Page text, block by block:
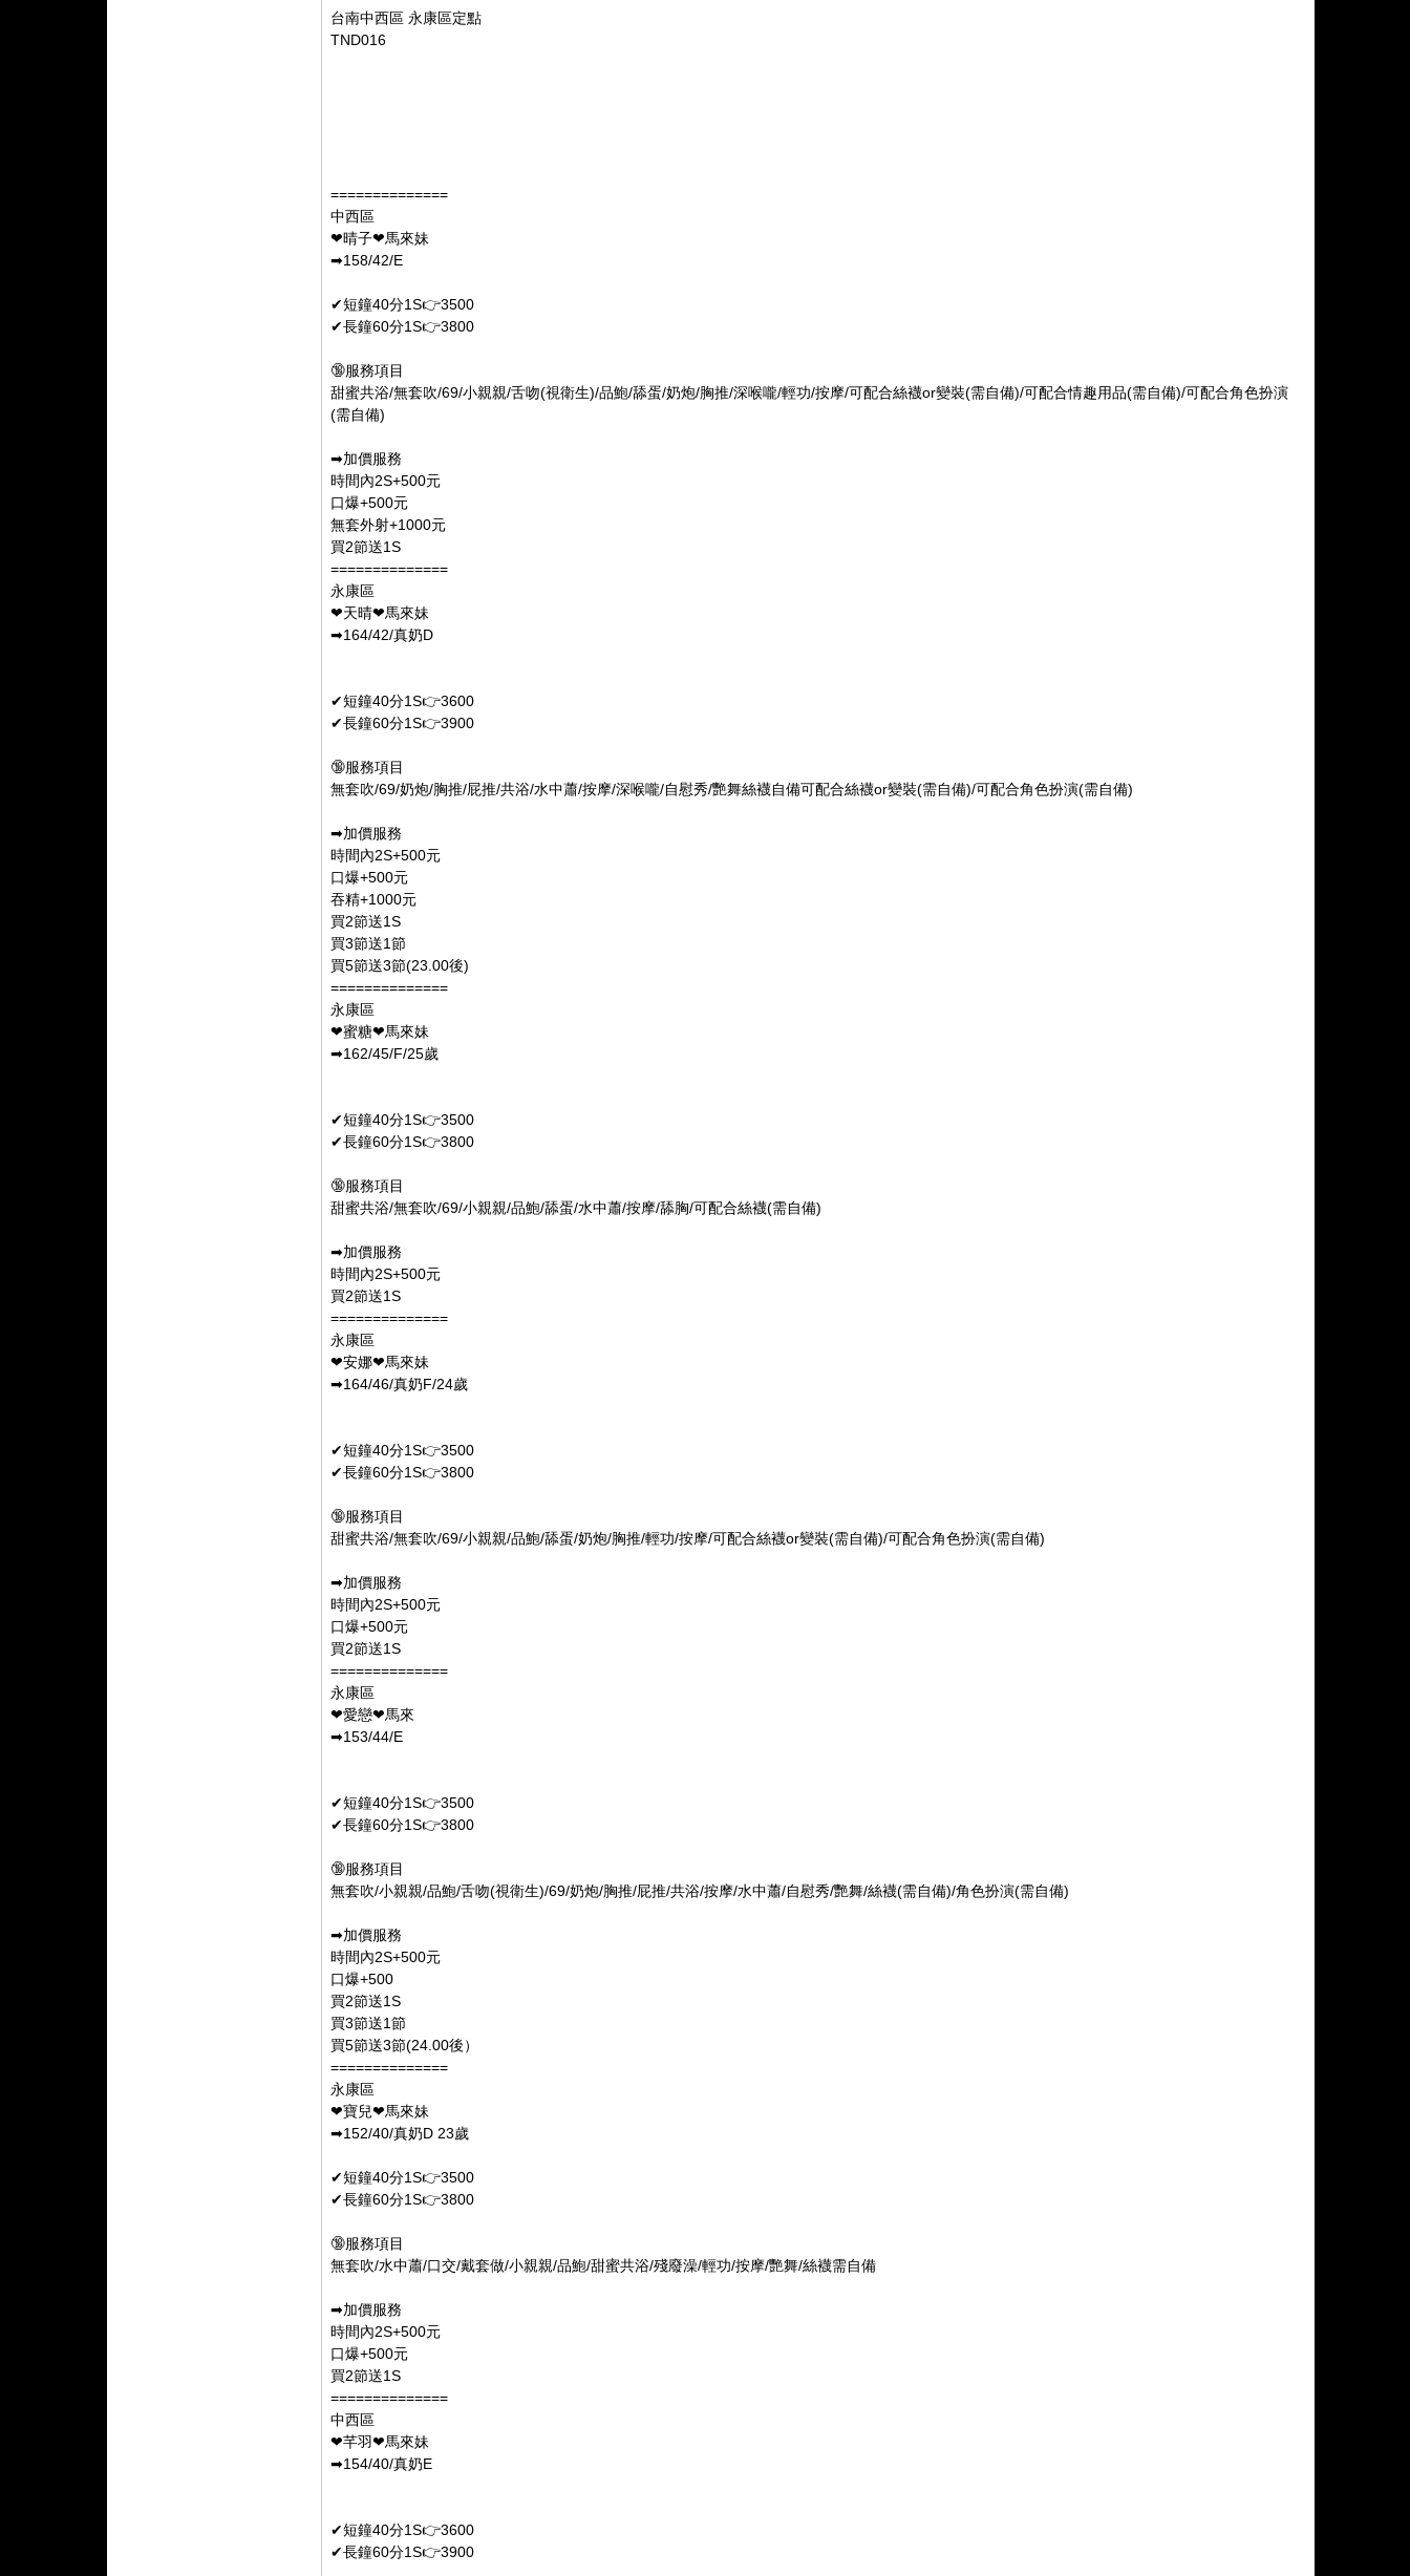
台南中西區 永康區定點
TND016
==============
中西區
❤晴子❤馬來妹
➡158/42/E
✔短鐘40分1S👉3500
✔長鐘60分1S👉3800
🔞服務項目
甜蜜共浴/無套吹/69/小親親/舌吻(視衛生)/品鮑/舔蛋/奶炮/胸推/深喉嚨/輕功/按摩/可配合絲襪or變裝(需自備)/可配合情趣用品(需自備)/可配合角色扮演
(需自備)
➡加價服務
時間內2S+500元
口爆+500元
無套外射+1000元
買2節送1S
==============
永康區
❤天晴❤馬來妹
➡164/42/真奶D
✔短鐘40分1S👉3600
✔長鐘60分1S👉3900
🔞服務項目
無套吹/69/奶炮/胸推/屁推/共浴/水中蕭/按摩/深喉嚨/自慰秀/艷舞絲襪自備可配合絲襪or變裝(需自備)/可配合角色扮演(需自備)
➡加價服務
時間內2S+500元
口爆+500元
吞精+1000元
買2節送1S
買3節送1節
買5節送3節(23.00後)
==============
永康區
❤蜜糖❤馬來妹
➡162/45/F/25歲
✔短鐘40分1S👉3500
✔長鐘60分1S👉3800
🔞服務項目
甜蜜共浴/無套吹/69/小親親/品鮑/舔蛋/水中蕭/按摩/舔胸/可配合絲襪(需自備)
➡加價服務
時間內2S+500元
買2節送1S
==============
永康區
❤安娜❤馬來妹
➡164/46/真奶F/24歲
✔短鐘40分1S👉3500
✔長鐘60分1S👉3800
🔞服務項目
甜蜜共浴/無套吹/69/小親親/品鮑/舔蛋/奶炮/胸推/輕功/按摩/可配合絲襪or變裝(需自備)/可配合角色扮演(需自備)
➡加價服務
時間內2S+500元
口爆+500元
買2節送1S
==============
永康區
❤愛戀❤馬來
➡153/44/E
✔短鐘40分1S👉3500
✔長鐘60分1S👉3800
🔞服務項目
無套吹/小親親/品鮑/舌吻(視衛生)/69/奶炮/胸推/屁推/共浴/按摩/水中蕭/自慰秀/艷舞/絲襪(需自備)/角色扮演(需自備)
➡加價服務
時間內2S+500元
口爆+500
買2節送1S
買3節送1節
買5節送3節(24.00後）
==============
永康區
❤寶兒❤馬來妹
➡152/40/真奶D 23歲
✔短鐘40分1S👉3500
✔長鐘60分1S👉3800
🔞服務項目
無套吹/水中蕭/口交/戴套做/小親親/品鮑/甜蜜共浴/殘廢澡/輕功/按摩/艷舞/絲襪需自備
➡加價服務
時間內2S+500元
口爆+500元
買2節送1S
==============
中西區
❤芊羽❤馬來妹
➡154/40/真奶E
✔短鐘40分1S👉3600
✔長鐘60分1S👉3900